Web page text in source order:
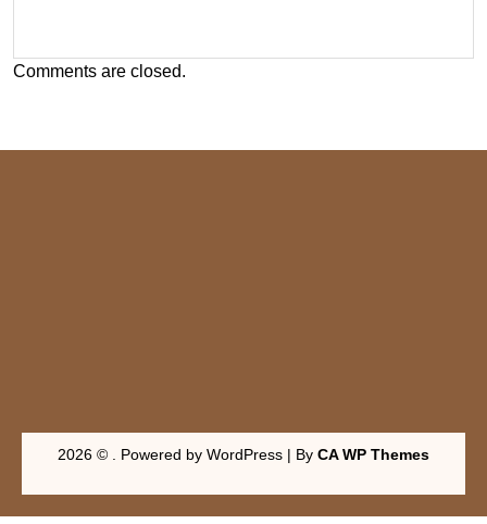
Comments are closed.
2026 © . Powered by WordPress | By CA WP Themes